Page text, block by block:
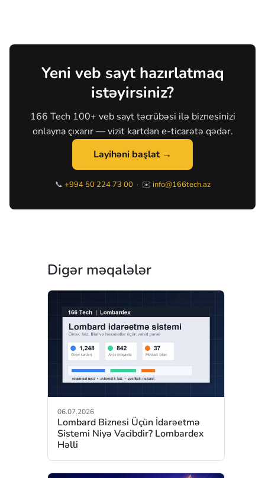
Yeni veb sayt hazırlatmaq
istəyirsiniz?
166 Tech 100+ veb sayt təcrübəsi ilə biznesinizi
onlayna çıxarır — vizit kartdan e-ticarətə qədər.
Layihəni başlat →
📞 +994 50 224 73 00 · ✉️ info@166tech.az
Digər məqalələr
06.07.2026
Lombard Biznesi Üçün İdarəetmə
Sistemi Niyə Vacibdir? Lombardex
Həlli